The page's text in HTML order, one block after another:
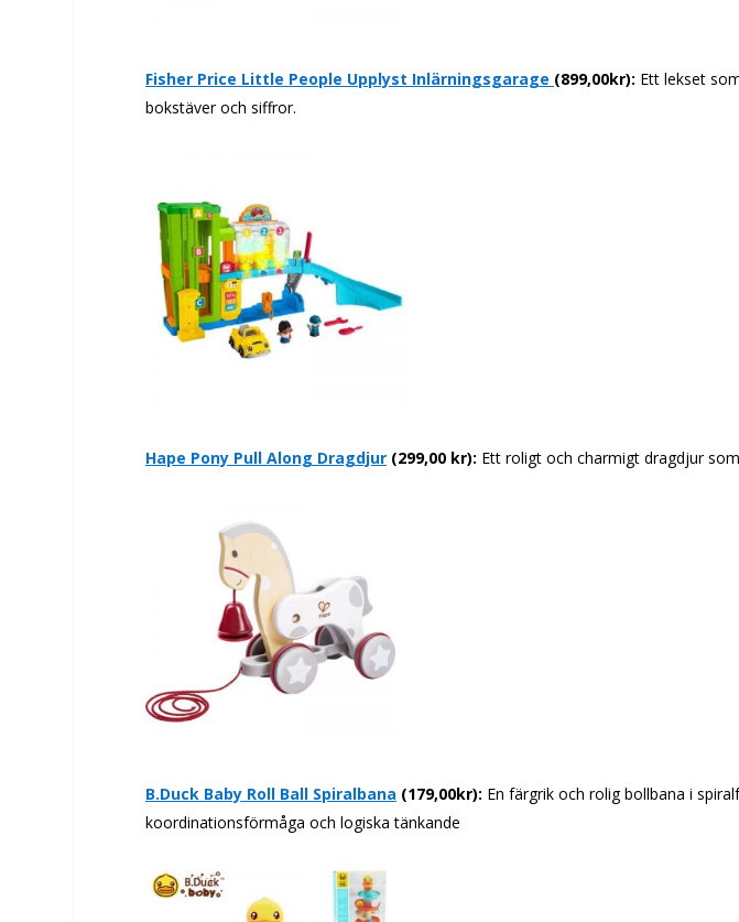
Fisher Price Little People Upplyst Inlärningsgarage (899,00kr): Ett lekset
bokstäver och siffror.
Hape Pony Pull Along Dragdjur (299,00 kr): Ett roligt och charmigt dragdjur
B.Duck Baby Roll Ball Spiralbana (179,00kr): En färgrik och rolig bollbana i
koordinationsförmåga och logiska tänkande